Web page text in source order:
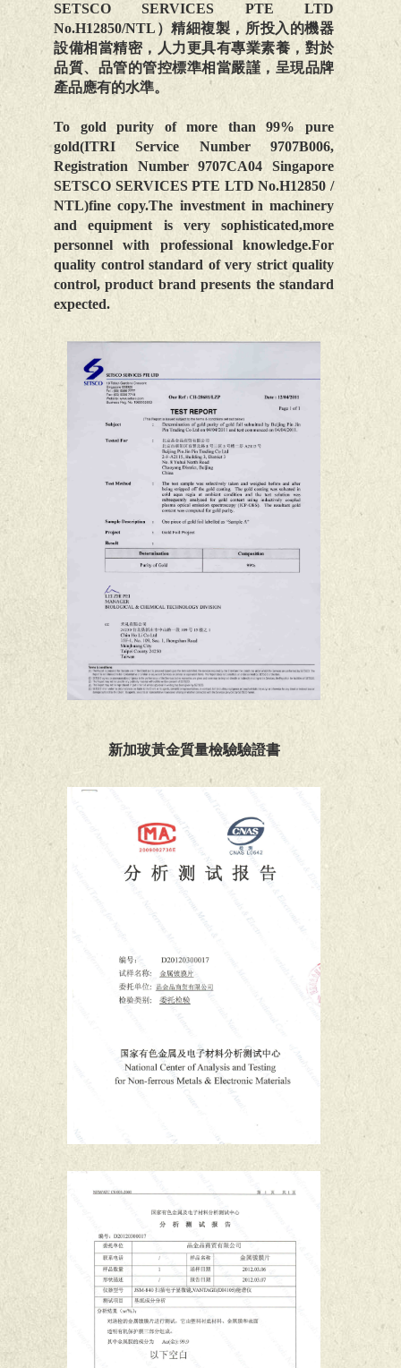
SETSCO SERVICES PTE LTD
No.H12850/NTL）精細複製，所投入的機器
設備相當精密，人力更具有專業素養，對於
品質、品管的管控標準相當嚴謹，呈現品牌
產品應有的水準。
To gold purity of more than 99% pure
gold(ITRI Service Number 9707B006,
Registration Number 9707CA04 Singapore
SETSCO SERVICES PTE LTD No.H12850 /
NTL)fine copy.The investment in machinery
and equipment is very sophisticated,more
personnel with professional knowledge.For
quality control standard of very strict quality
control, product brand presents the standard
expected.
新加玻黃金質量檢驗驗證書